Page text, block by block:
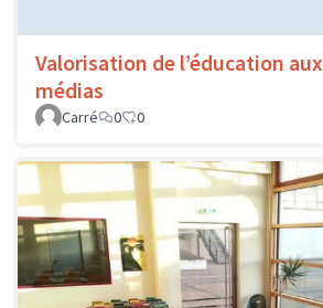
Valorisation de l’éducation aux
médias
Carré
0 0